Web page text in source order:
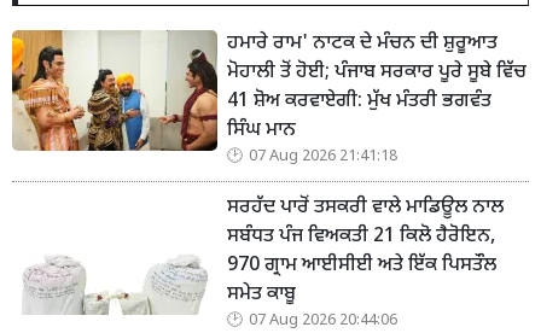
ਹਮਾਰੇ ਰਾਮ' ਨਾਟਕ ਦੇ ਮੰਚਨ ਦੀ ਸ਼ੁਰੂਆਤ
ਮੋਹਾਲੀ ਤੋਂ ਹੋਈ; ਪੰਜਾਬ ਸਰਕਾਰ ਪੂਰੇ ਸੂਬੇ ਵਿੱਚ
41 ਸ਼ੋਅ ਕਰਵਾਏਗੀ: ਮੁੱਖ ਮੰਤਰੀ ਭਗਵੰਤ
ਸਿੰਘ ਮਾਨ
07 Aug 2026 21:41:18
ਸਰਹੱਦ ਪਾਰੋਂ ਤਸਕਰੀ ਵਾਲੇ ਮਾਡਿਊਲ ਨਾਲ
ਸਬੰਧਤ ਪੰਜ ਵਿਅਕਤੀ 21 ਕਿਲੋ ਹੈਰੋਇਨ,
970 ਗ੍ਰਾਮ ਆਈਸੀਈ ਅਤੇ ਇੱਕ ਪਿਸਤੌਲ
ਸਮੇਤ ਕਾਬੂ
07 Aug 2026 20:44:06